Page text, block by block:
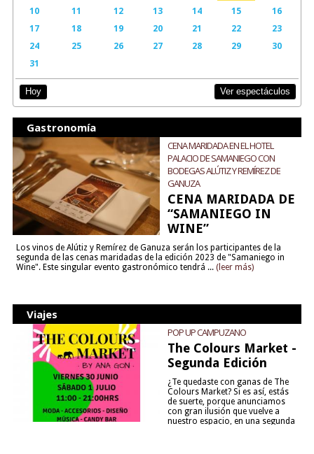
10
11 12 13 14 15
16
17
18 19 20 21 22
23
24
25 26 27 28 29
30
31
Hoy Ver espectáculos
Gastronomía
CENA MARIDADA EN EL HOTEL
PALACIO DE SAMANIEGO CON
BODEGAS ALÚTIZ Y REMÍREZ DE
GANUZA
CENA MARIDADA DE
“SAMANIEGO IN
WINE”
Los vinos de Alútiz y Remírez de Ganuza serán los participantes de la
segunda de las cenas maridadas de la edición 2023 de "Samaniego in
Wine". Este singular evento gastronómico tendrá ... (leer más)
Viajes
POP UP CAMPUZANO
The Colours Market -
Segunda Edición
¿Te quedaste con ganas de The
Colours Market? Si es así, estás
de suerte, porque anunciamos
con gran ilusión que vuelve a
nuestro espacio, en una segunda